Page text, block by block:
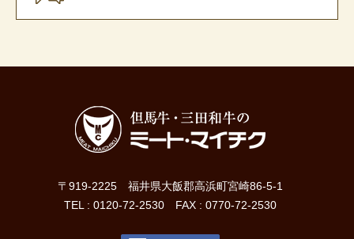
〒919-2225 福井県大飯郡高浜町宮崎86-5-1
TEL : 0120-72-2530 FAX : 0770-72-2530